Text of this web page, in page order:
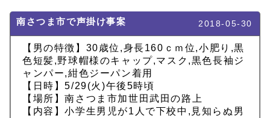
南さつま市で声掛け事案 2018-05-30
【男の特徴】30歳位,身長160ｃｍ位,小肥り,黒
色短髪,野球帽様のキャップ,マスク,黒色長袖ジ
ャンパー,紺色ジーパン着用
【日時】5/29(火)午後5時頃
【場所】南さつま市加世田武田の路上
【内容】小学生男児が1人で下校中,見知らぬ男